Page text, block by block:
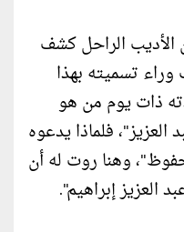
الراحل كشف
تسميته بهذا
ذات يوم من هو
فلماذا يدعوه
وهنا روت له أن
العزيز إبراهيم".